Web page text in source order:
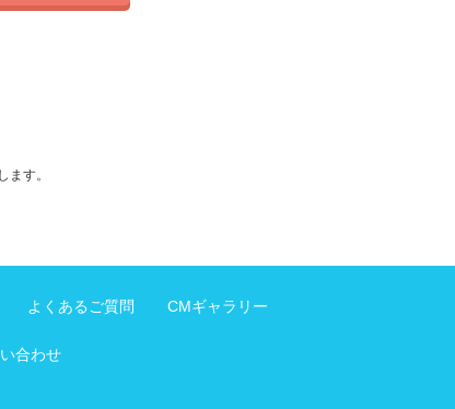
す。
よくあるご質問 CMギャラリー
合わせ